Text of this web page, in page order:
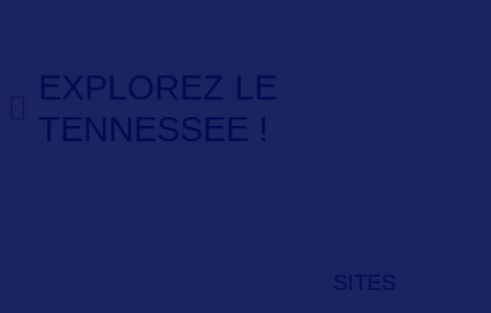
EXPLOREZ LE
TENNESSEE !
SITES